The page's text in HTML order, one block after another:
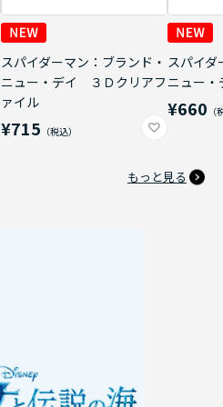
スパイダーマン：ブランド・
ニュー・デイ ３Ｄクリアフ
ァイル
¥715
スパイ
ニュー
¥660
もっと見る